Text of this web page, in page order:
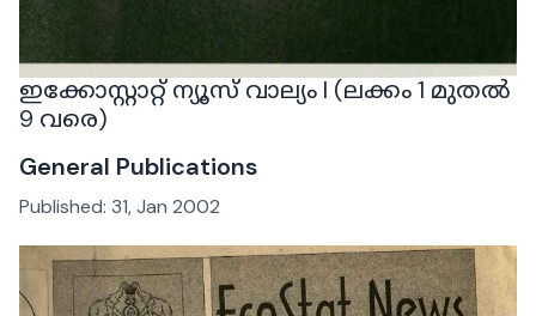
ഇക്കോസ്റ്റാറ്റ് ന്യൂസ് വാല്യം I (ലക്കം 1 മുതൽ
9 വരെ)
General Publications
Published: 31, Jan 2002